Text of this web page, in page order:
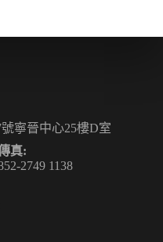
寧晉中心25樓D室
真:
2749 1138